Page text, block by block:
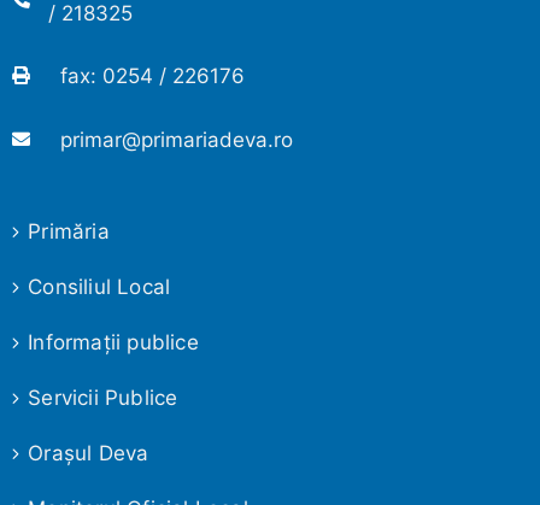
/ 218325
fax: 0254 / 226176
primar@primariadeva.ro
Primăria
Consiliul Local
Informaţii publice
Servicii Publice
Oraşul Deva